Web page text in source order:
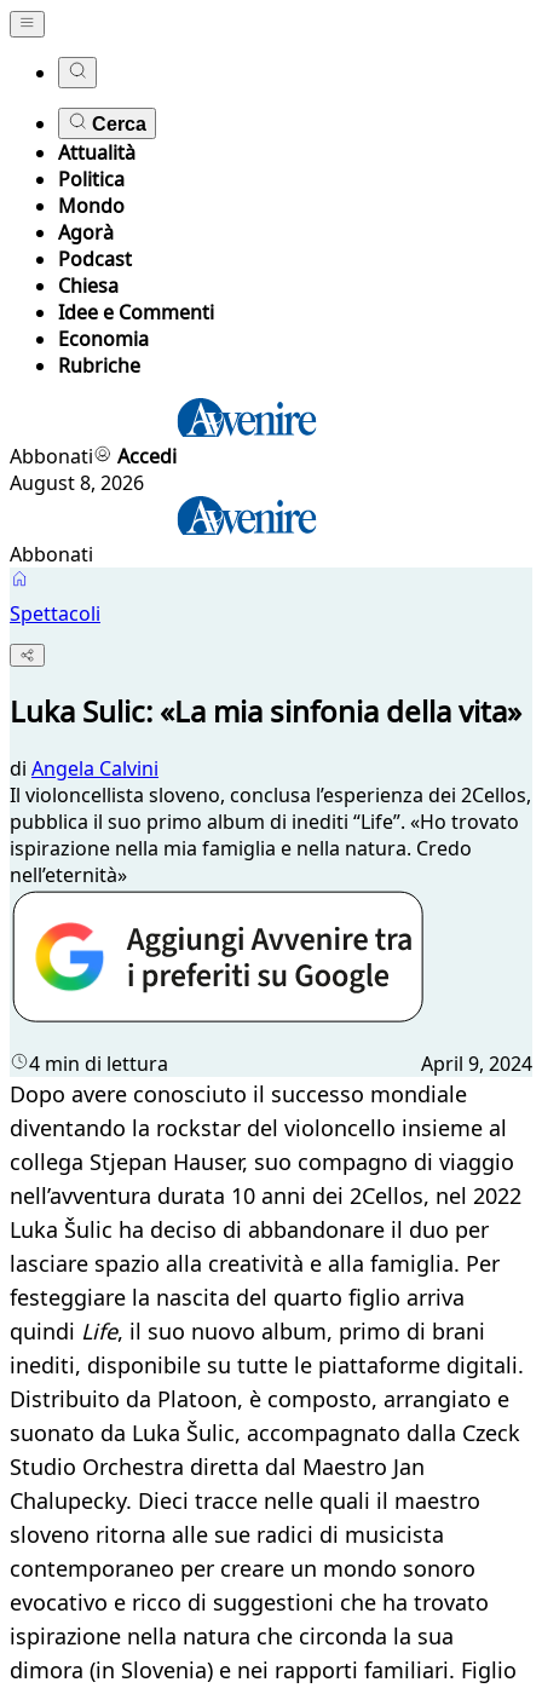
Cerca
Attualità
Politica
Mondo
Agorà
Podcast
Chiesa
Idee e Commenti
Economia
Rubriche
Abbonati
Accedi
August 8, 2026
Abbonati
Spettacoli
Luka Sulic: «La mia sinfonia della vita»
di Angela Calvini
Il violoncellista sloveno, conclusa l’esperienza dei 2Cellos,
pubblica il suo primo album di inediti “Life”. «Ho trovato
ispirazione nella mia famiglia e nella natura. Credo
nell’eternità»
4 min di lettura April 9, 2024
Dopo avere conosciuto il successo mondiale
diventando la rockstar del violoncello insieme al
collega Stjepan Hauser, suo compagno di viaggio
nell’avventura durata 10 anni dei 2Cellos, nel 2022
Luka Šulic ha deciso di abbandonare il duo per
lasciare spazio alla creatività e alla famiglia. Per
festeggiare la nascita del quarto figlio arriva
quindi Life, il suo nuovo album, primo di brani
inediti, disponibile su tutte le piattaforme digitali.
Distribuito da Platoon, è composto, arrangiato e
suonato da Luka Šulic, accompagnato dalla Czeck
Studio Orchestra diretta dal Maestro Jan
Chalupecky. Dieci tracce nelle quali il maestro
sloveno ritorna alle sue radici di musicista
contemporaneo per creare un mondo sonoro
evocativo e ricco di suggestioni che ha trovato
ispirazione nella natura che circonda la sua
dimora (in Slovenia) e nei rapporti familiari. Figlio